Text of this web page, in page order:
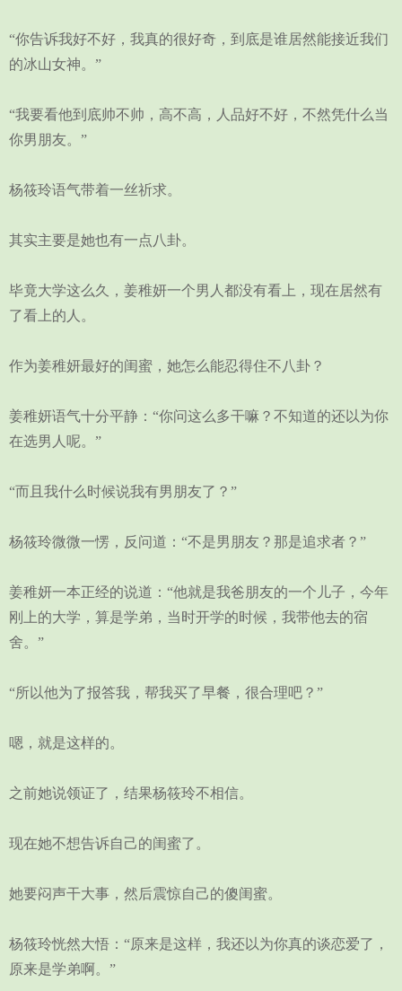
“你告诉我好不好，我真的很好奇，到底是谁居然能接近我们
的冰山女神。”
“我要看他到底帅不帅，高不高，人品好不好，不然凭什么当
你男朋友。”
杨筱玲语气带着一丝祈求。
其实主要是她也有一点八卦。
毕竟大学这么久，姜稚妍一个男人都没有看上，现在居然有
了看上的人。
作为姜稚妍最好的闺蜜，她怎么能忍得住不八卦？
姜稚妍语气十分平静：“你问这么多干嘛？不知道的还以为你
在选男人呢。”
“而且我什么时候说我有男朋友了？”
杨筱玲微微一愣，反问道：“不是男朋友？那是追求者？”
姜稚妍一本正经的说道：“他就是我爸朋友的一个儿子，今年
刚上的大学，算是学弟，当时开学的时候，我带他去的宿
舍。”
“所以他为了报答我，帮我买了早餐，很合理吧？”
嗯，就是这样的。
之前她说领证了，结果杨筱玲不相信。
现在她不想告诉自己的闺蜜了。
她要闷声干大事，然后震惊自己的傻闺蜜。
杨筱玲恍然大悟：“原来是这样，我还以为你真的谈恋爱了，
原来是学弟啊。”